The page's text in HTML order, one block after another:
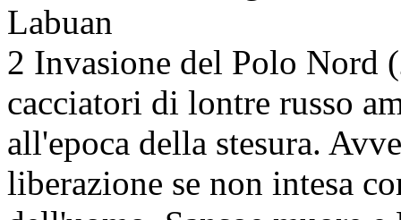
Labuan
2 Invasione del Polo Nord
cacciatori di lontre russo
all'epoca della stesura.
liberazione se non intesa